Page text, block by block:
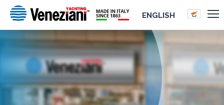
ENGLISH